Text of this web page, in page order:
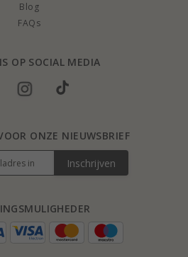
Blog
FAQs
OP SOCIAL MEDIA
ONZE NIEUWSBRIEF
Inschrijven